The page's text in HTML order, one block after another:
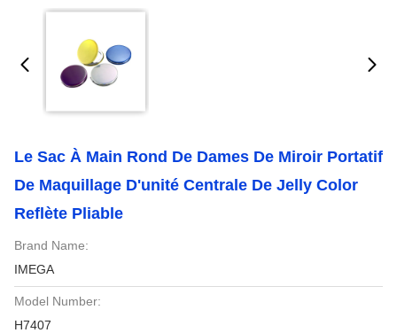
Le Sac À Main Rond De Dames De Miroir Portatif
De Maquillage D'unité Centrale De Jelly Color
Reflète Pliable
Brand Name:
IMEGA
Model Number:
H7407